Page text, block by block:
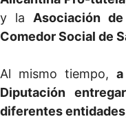
y la Asociación
Comedor Social de
Al mismo tiempo,
Diputación
diferentes entidades